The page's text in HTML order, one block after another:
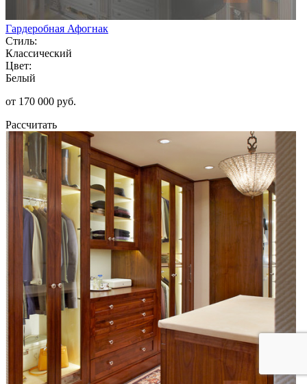
Гардеробная Афогнак
Стиль:
Классический
Цвет:
Белый
от 170 000 руб.
Рассчитать